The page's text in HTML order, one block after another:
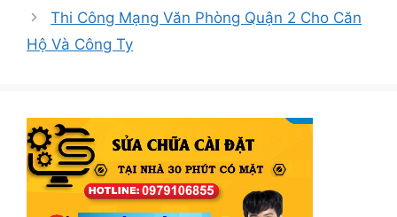
Thi Công Mạng Văn Phòng Quận 2 Cho Căn
Hộ Và Công Ty